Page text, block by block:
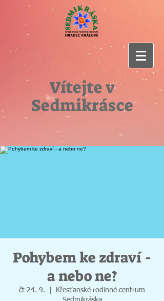
Vítejte v
Sedmikrásce
Pohybem ke zdraví -
a nebo ne?
čt 24. 9.
Křesťanské rodinné centrum